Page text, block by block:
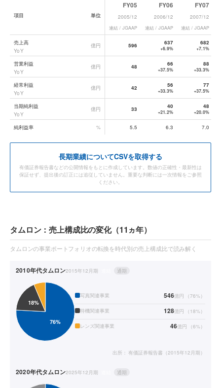
タムロン
項目 単位
FY05
2005/12
連結 / JGAAP
FY06
2006/12
連結 / JGAAP
FY07
2007/12
連結 / JGAAP
売上高
YoY
億円 596 637
+6.9%
682
+7.1%
営業利益
YoY
億円 48 66
+37.5%
88
+33.3%
経常利益
YoY
億円 42 56
+33.3%
77
+37.5%
当期純利益
YoY
億円 33 40
+21.2%
48
+20.0%
純利益率 % 5.5 6.3 7.0
長期業績についてCSVを取得する
有価証券報告書などの公開情報をもとに作成しています。数値の正確性・最新性は
保証せず、提出後の訂正には追従していません。重要な判断には一次情報をご参照
ください。
タムロン：売上構成比の変化（11ヵ年）
タムロンの事業ポートフォリオの転換を時代別の売上構成比で読み解く
2010年代タムロン2015年12月期 通期
写真関連事業 546億円 （76%）
特機関連事業 128億円 （ 18%）
レンズ関連事業 46億円 （6%）
出所： 有価証券報告書（2015年12月期）
2020年代タムロン2025年12月期 通期